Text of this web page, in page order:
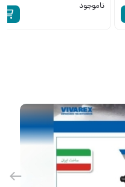
ناموجود